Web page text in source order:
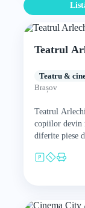
Teatrul
Teatru &
Brașov
Teatrul
copiilor devin
diferite piese